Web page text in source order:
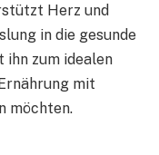
Herz und
in die gesunde
ihn zum idealen
mit
möchten.